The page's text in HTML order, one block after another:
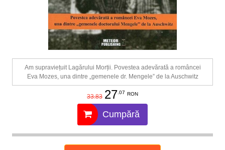
Am supraviețuit Lagărului Morții. Povestea adevărată a româncei
Eva Mozes, una dintre „gemenele dr. Mengele” de la Auschwitz
33.83 27.07 RON
Cumpără